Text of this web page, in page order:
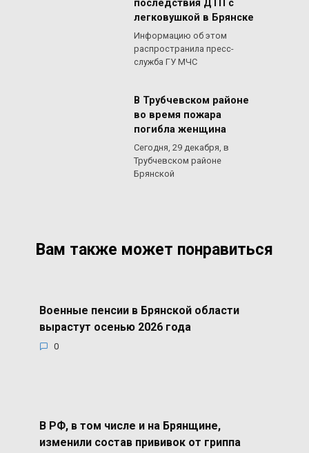
последствия ДТП с
легковушкой в Брянске
Информацию об этом
распространила пресс-
служба ГУ МЧС
В Трубчевском районе
во время пожара
погибла женщина
Сегодня, 29 декабря, в
Трубчевском районе
Брянской
Вам также может понравиться
Военные пенсии в Брянской области
вырастут осенью 2026 года
0
В РФ, в том числе и на Брянщине,
изменили состав прививок от гриппа